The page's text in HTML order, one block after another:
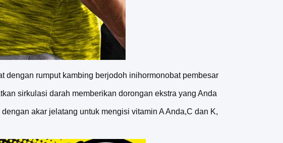
dengan rumput kambing berjodoh inihormonobat pembesar
sirkulasi darah memberikan dorongan ekstra yang Anda
akar jelatang untuk mengisi vitamin A Anda,C dan K,